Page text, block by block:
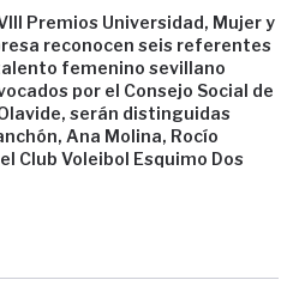
Premios Universidad, Mujer y
reconocen seis referentes
femenino sevillano
por el Consejo Social de
serán distinguidas
Ana Molina, Rocío
Club Voleibol Esquimo Dos